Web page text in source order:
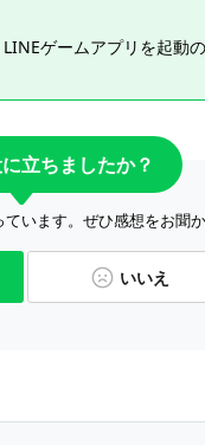
ゲームアプリを起動
立ちましたか？
います。ぜひ感想をお聞か
いいえ